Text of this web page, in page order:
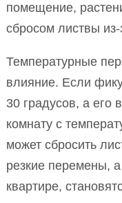
помещение,
сбросом листвы из-
Температурные
влияние. Если
30 градусов, а его
комнату с
может сбросить
резкие перемены,
квартире,